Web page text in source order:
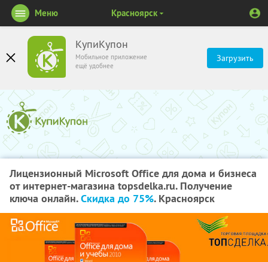
КупиКупон
Мобильное приложение
ещё удобнее
Загрузить
Меню Красноярск
Лицензионный Microsoft Office для дома и бизнеса
от интернет-магазина topsdelka.ru. Получение
ключа онлайн.Скидка до 75%. Красноярск